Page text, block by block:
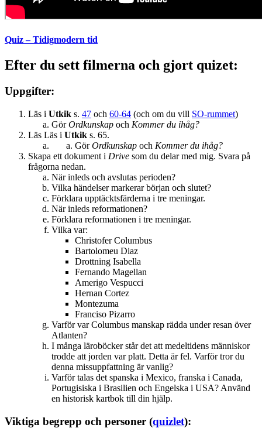
Quiz – Tidigmodern tid
Efter du sett filmerna och gjort quizet:
Uppgifter:
Läs i Utkik s. 47 och 60-64 (och om du vill SO-rummet)
GörOrdkunskap och Kommer du ihåg?
Läs Läs i Utkik s. 65.
GörOrdkunskap och Kommer du ihåg?
Skapa ett dokument i Drive som du delar med mig. Svara på
frågorna nedan.
När inleds och avslutas perioden?
Vilka händelser markerar början och slutet?
Förklara upptäcktsfärderna i tre meningar.
När inleds reformationen?
Förklara reformationen i tre meningar.
Vilka var:
Christofer Columbus
Bartolomeu Diaz
Drottning Isabella
Fernando Magellan
Amerigo Vespucci
Hernan Cortez
Montezuma
Franciso Pizarro
Varför var Columbus manskap rädda under resan över
Atlanten?
I många läroböcker står det att medeltidens människor
trodde att jorden var platt. Detta är fel. Varför tror du
denna missuppfattning är vanlig?
Varför talas det spanska i Mexico, franska i Canada,
Portugisiska i Brasilien och Engelska i USA? Använd
en historisk kartbok till din hjälp.
Viktiga begrepp och personer (quizlet):